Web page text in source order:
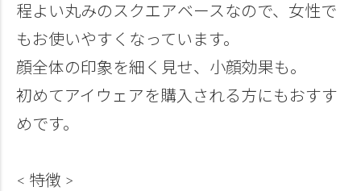
程よい丸みのスクエアベースなので、女性で
もお使いやすくなっています。
顔全体の印象を細く見せ、小顔効果も。
初めてアイウェアを購入される方にもおすす
めです。
< 特徴 >